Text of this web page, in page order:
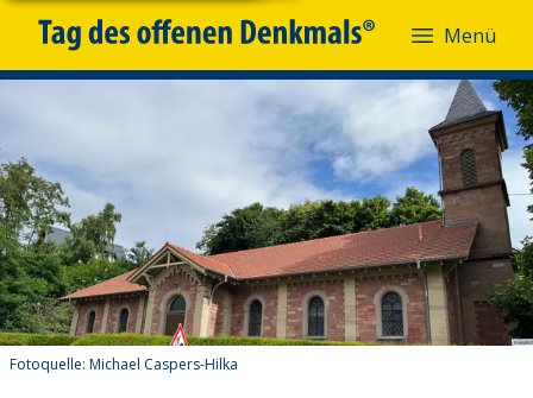
Menü
Fotoquelle: Michael Caspers-Hilka